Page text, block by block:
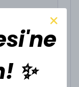
✨